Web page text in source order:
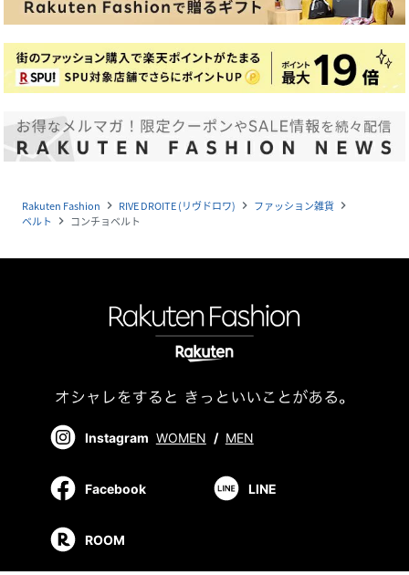
Rakuten Fashion navigate_next RIVE DROITE (リヴドロワ) navigate_next ファッション雑貨 navigate_next
ベルト navigate_next コンチョベルト
Instagram WOMEN / MEN
Facebook LINE
ROOM